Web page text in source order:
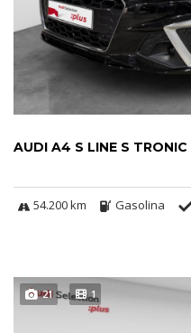
AUDI A4 S LINE S
54.200 km Gasolina
21 1